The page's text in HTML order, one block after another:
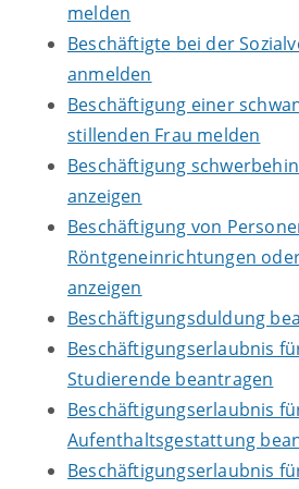
melden
Beschäftigte bei der
anmelden
Beschäftigung einer
stillenden Frau melden
Beschäftigung
anzeigen
Beschäftigung von
Röntgeneinrichtungen
anzeigen
Beschäftigungsduldung
Beschäftigungserlaubnis
Studierende beantragen
Beschäftigungserlaubnis
Aufenthaltsgestattung
Beschäftigungserlaubnis